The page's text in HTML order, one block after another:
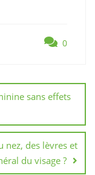
0
sans effets
nez, des lèvres et
du visage ?